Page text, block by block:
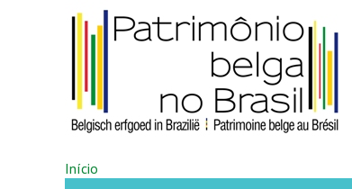
Pular para o conteúdo principal
VOCÊ ESTÁ AQUI
Início